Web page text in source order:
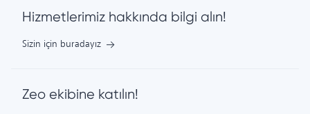
Hizmetlerimiz hakkında bilgi alın!
Sizin için buradayız
Zeo ekibine katılın!